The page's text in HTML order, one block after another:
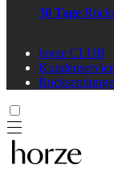
30 Tage
horze CLUB
Kundenservice